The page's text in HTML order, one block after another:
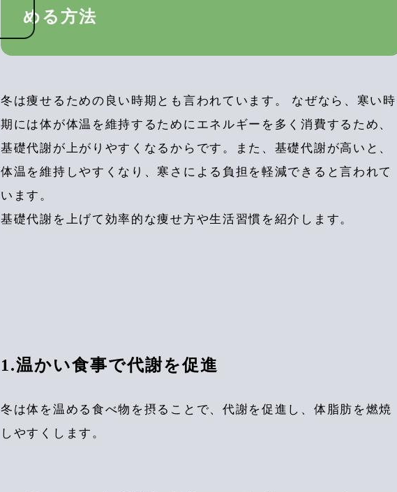
める方法
冬は痩せるための良い時期とも言われています。 なぜなら、寒い時
期には体が体温を維持するためにエネルギーを多く消費するため、
基礎代謝が上がりやすくなるからです。また、基礎代謝が高いと、
体温を維持しやすくなり、寒さによる負担を軽減できると言われて
います。
基礎代謝を上げて効率的な痩せ方や生活習慣を紹介します。
1.温かい食事で代謝を促進
冬は体を温める食べ物を摂ることで、代謝を促進し、体脂肪を燃焼
しやすくします。